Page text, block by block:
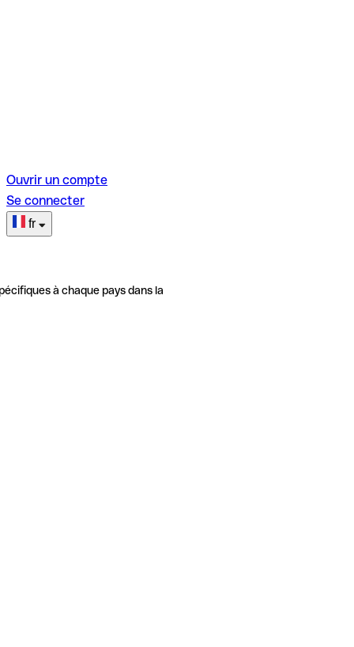
Ouvrir un compte
Se connecter
fr
à chaque pays dans la